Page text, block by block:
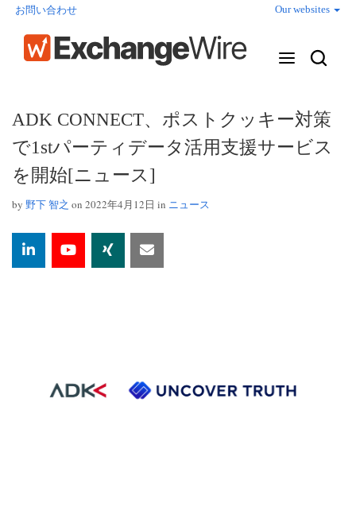
お問い合わせ Our websites
ADK CONNECT、ポストクッキー対策
で1stパーティデータ活用支援サービス
を開始[ニュース]
by 野下 智之 on 2022年4月12日 in ニュース